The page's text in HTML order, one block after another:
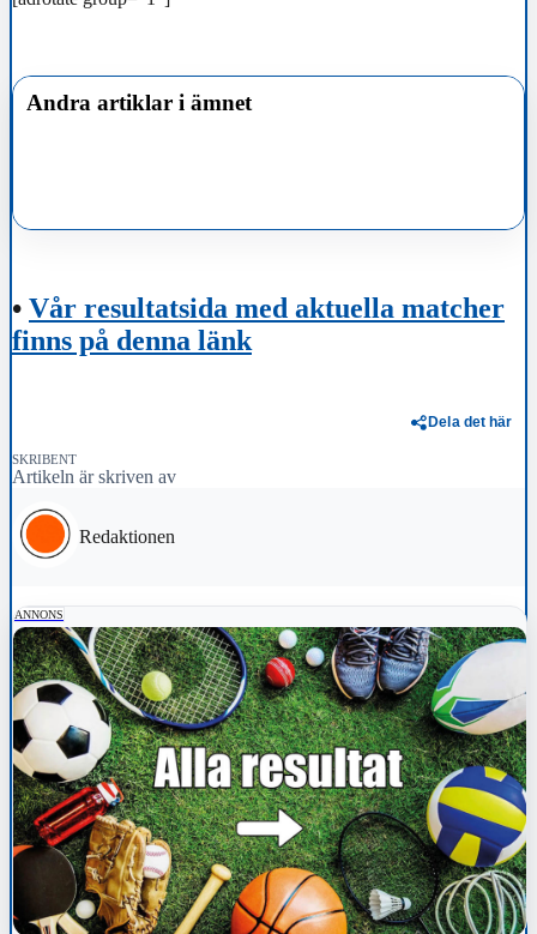
Andra artiklar i ämnet
• Vår resultatsida med aktuella matcher
finns på denna länk
Dela det här
SKRIBENT
Artikeln är skriven av
Redaktionen
ANNONS